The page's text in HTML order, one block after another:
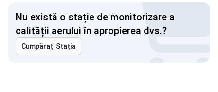
Nu există o stație de monitorizare a
calității aerului în apropierea dvs.?
Cumpărați Stația